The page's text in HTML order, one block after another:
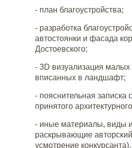
- план благоустройства;
- разработка
автостоянки и фасада
Достоевского;
- 3D визуализация
вписанных в ландшафт;
- пояснительная записка
принятого
- иные материалы, виды
раскрывающие
усмотрение конкурсанта).